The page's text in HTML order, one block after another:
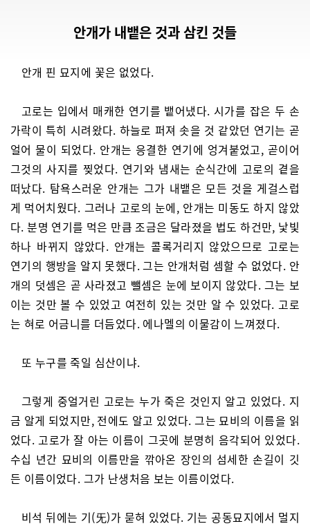
안개가 내뱉은 것과 삼킨 것들
안개 핀 묘지에 꽃은 없었다.
고로는 입에서 매캐한 연기를 뱉어냈다. 시가를 잡은 두 손
가락이 특히 시려왔다. 하늘로 퍼져 솟을 것 같았던 연기는 곧
얼어 물이 되었다. 안개는 응결한 연기에 엉겨붙었고, 곧이어
그것의 사지를 찢었다. 연기와 냄새는 순식간에 고로의 곁을
떠났다. 탐욕스러운 안개는 그가 내뱉은 모든 것을 게걸스럽
게 먹어치웠다. 그러나 고로의 눈에, 안개는 미동도 하지 않았
다. 분명 연기를 먹은 만큼 조금은 달라졌을 법도 하건만, 낯빛
하나 바뀌지 않았다. 안개는 콜록거리지 않았으므로 고로는
연기의 행방을 알지 못했다. 그는 안개처럼 셈할 수 없었다. 안
개의 덧셈은 곧 사라졌고 뺄셈은 눈에 보이지 않았다. 그는 보
이는 것만 볼 수 있었고 여전히 있는 것만 알 수 있었다. 고로
는 혀로 어금니를 더듬었다. 에나멜의 이물감이 느껴졌다.
또 누구를 죽일 심산이냐.
그렇게 중얼거린 고로는 누가 죽은 것인지 알고 있었다. 지
금 알게 되었지만, 전에도 알고 있었다. 그는 묘비의 이름을 읽
었다. 고로가 잘 아는 이름이 그곳에 분명히 음각되어 있었다.
수십 년간 묘비의 이름만을 깎아온 장인의 섬세한 손길이 깃
든 이름이었다. 그가 난생처음 보는 이름이었다.
비석 뒤에는 기(旡)가 묻혀 있었다. 기는 공동묘지에서 멀지